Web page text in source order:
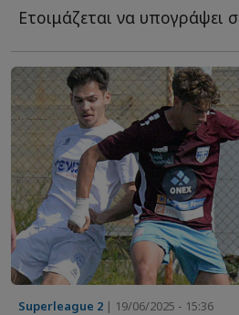
Ετοιμάζεται να υπογράψει
Superleague 2 | 19/06/2025 - 15:36